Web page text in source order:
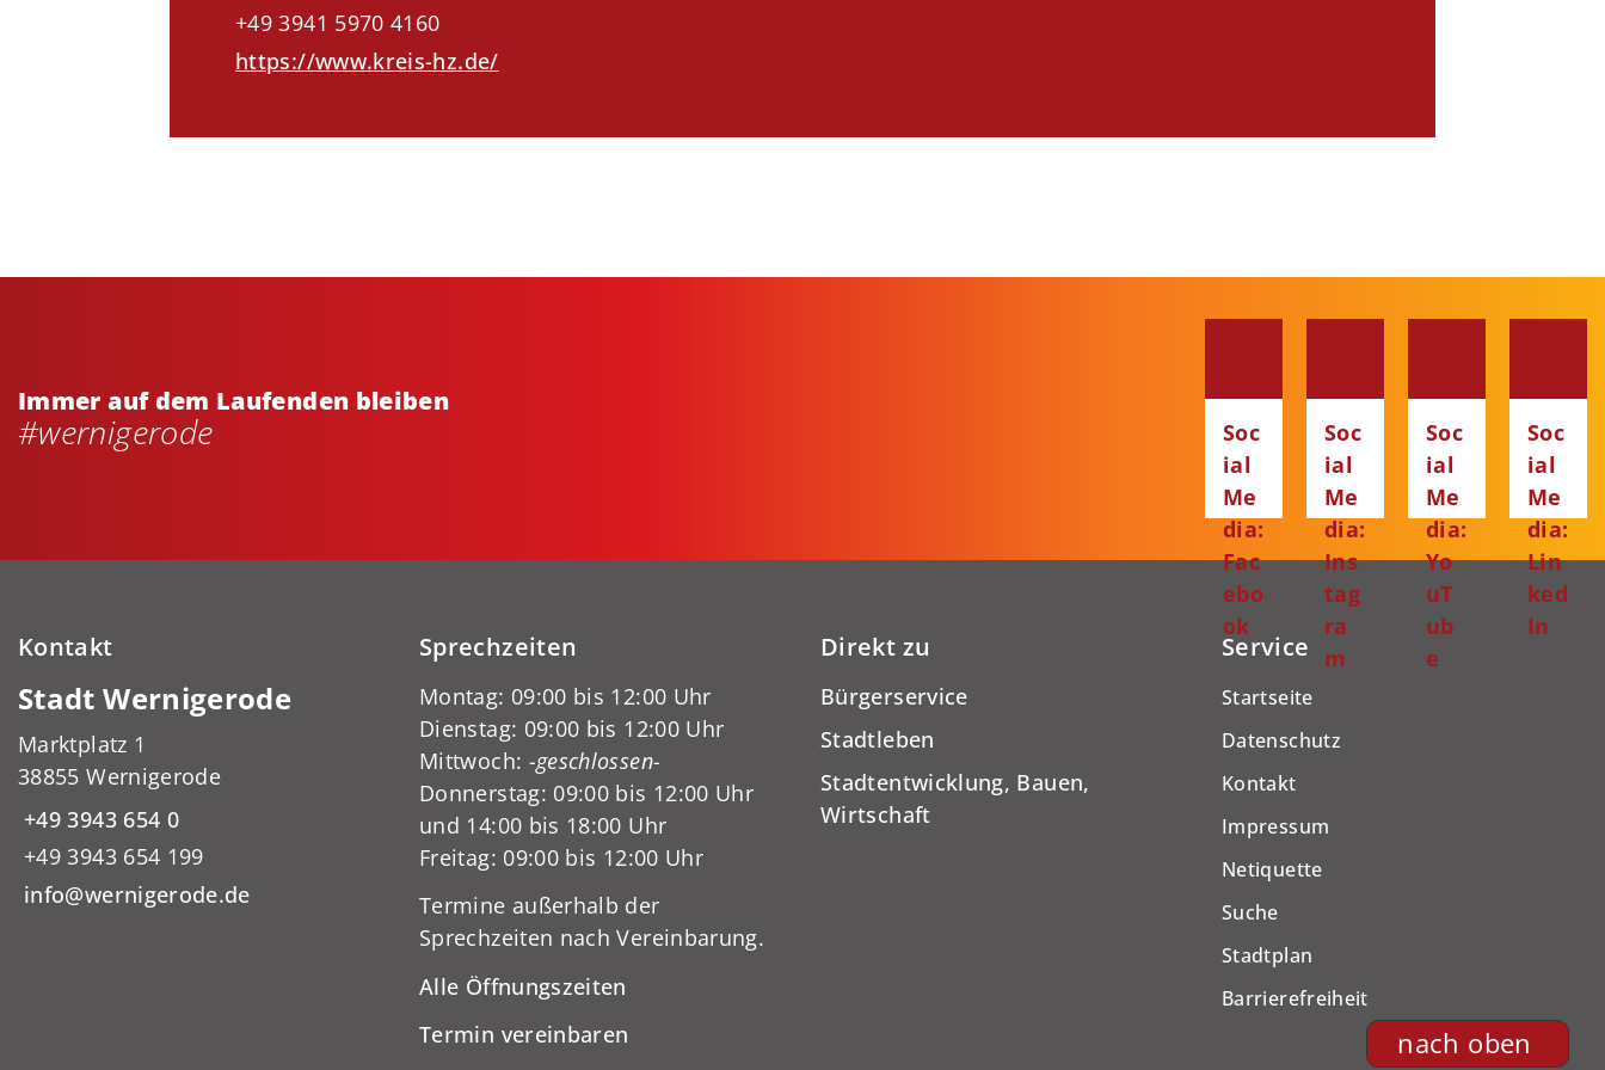
+49 3941 5970 4160
https://www.kreis-hz.de/
nach oben
Immer auf dem Laufenden bleiben
#wernigerode
Soc
ial
Me
dia:
Fac
ebo
ok
Soc
ial
Me
dia:
Ins
tag
ra
m
Soc
ial
Me
dia:
Yo
uT
ub
e
Soc
ial
Me
dia:
Lin
ked
In
Kontakt
Stadt Wernigerode
Marktplatz 1
38855 Wernigerode
+49 3943 654 0
+49 3943 654 199
info@wernigerode.de
Sprechzeiten
Montag: 09:00 bis 12:00 Uhr
Dienstag: 09:00 bis 12:00 Uhr
Mittwoch: -geschlossen-
Donnerstag: 09:00 bis 12:00 Uhr
und 14:00 bis 18:00 Uhr
Freitag: 09:00 bis 12:00 Uhr
Termine außerhalb der
Sprechzeiten nach Vereinbarung.
Alle Öffnungszeiten
Termin vereinbaren
Direkt zu
Bürgerservice
Stadtleben
Stadtentwicklung, Bauen,
Wirtschaft
Service
Startseite
Datenschutz
Kontakt
Impressum
Netiquette
Suche
Stadtplan
Barrierefreiheit